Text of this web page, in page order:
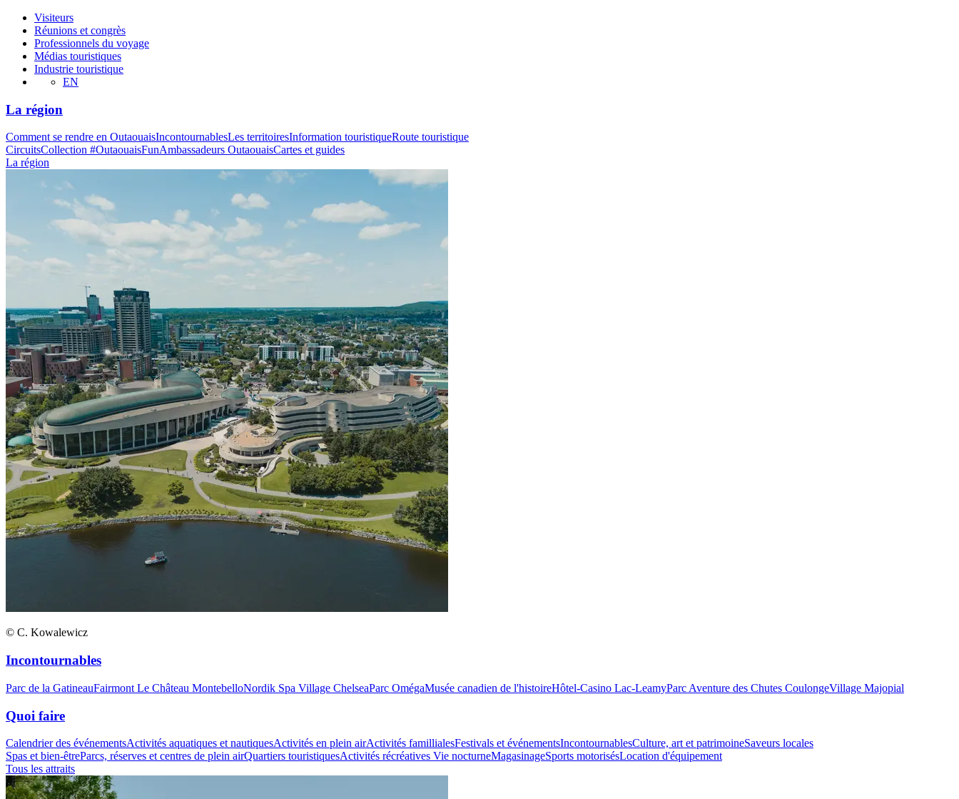
Visiteurs
Réunions et congrès
Professionnels du voyage
Médias touristiques
Industrie touristique
EN
La région
Comment se rendre en OutaouaisIncontournablesLes territoiresInformation touristiqueRoute touristique
CircuitsCollection #OutaouaisFunAmbassadeurs OutaouaisCartes et guides
La région
© C. Kowalewicz
Incontournables
Parc de la GatineauFairmont Le Château MontebelloNordik Spa Village ChelseaParc OmégaMusée canadien de l'histoireHôtel-Casino Lac-LeamyParc Aventure des Chutes CoulongeVillage Majopial
Quoi faire
Calendrier des événementsActivités aquatiques et nautiquesActivités en plein airActivités famillialesFestivals et événementsIncontournablesCulture, art et patrimoineSaveurs locales
Spas et bien-êtreParcs, réserves et centres de plein airQuartiers touristiquesActivités récréatives Vie nocturneMagasinageSports motorisésLocation d'équipement
Tous les attraits